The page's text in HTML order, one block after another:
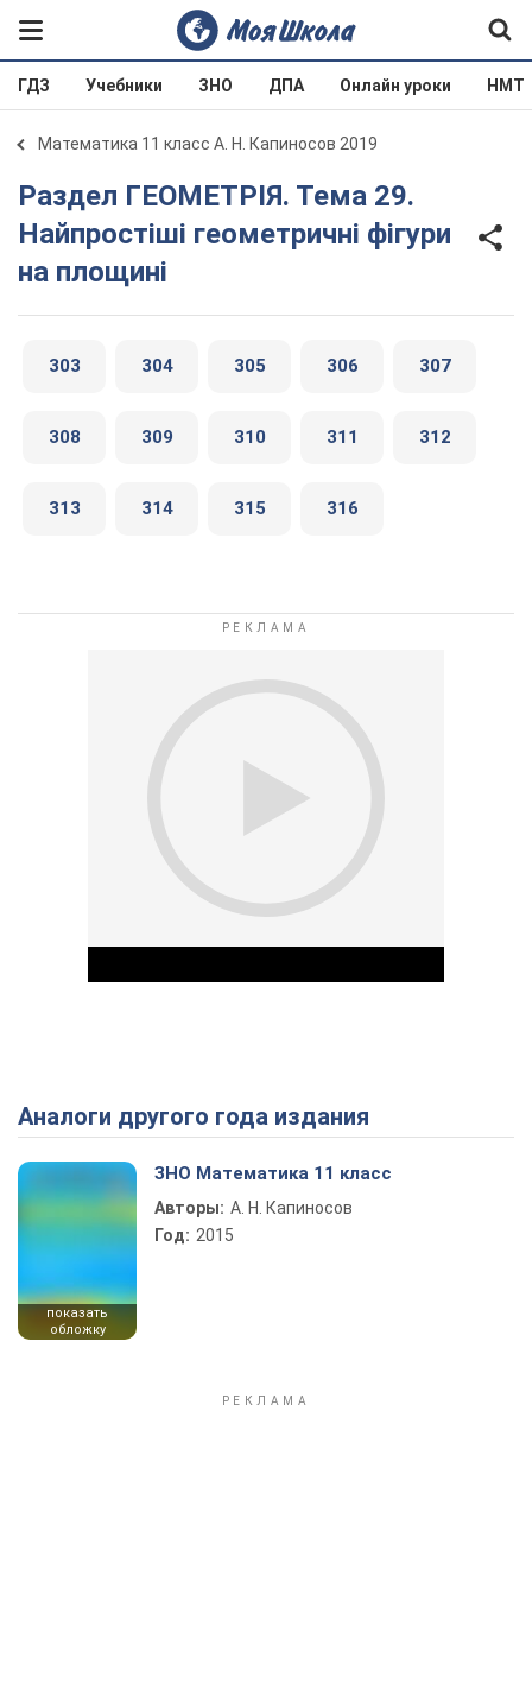
ГДЗ Учебники ЗНО ДПА Онлайн уроки НМТ
Математика 11 класс А. Н. Капиносов 2019
Раздел ГЕОМЕТРІЯ. Тема 29.
Найпростіші геометричні фігури
на площині
303 304 305 306 307
308 309 310 311 312
313 314 315 316
Play Video
Аналоги другого года издания
показать
обложку
ЗНО Математика 11 класс
Авторы: А. Н. Капиносов
Год: 2015